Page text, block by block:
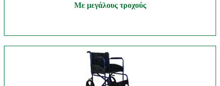
Με μεγάλους τροχούς